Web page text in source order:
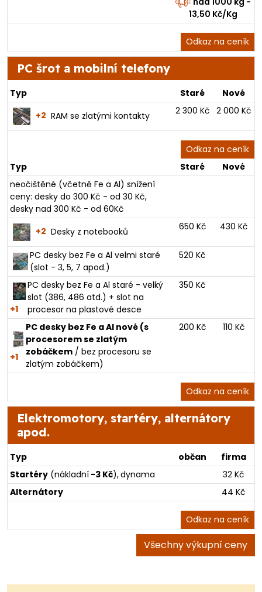
13,50 Kč/Kg
Odkaz na ceník
PC šrot a mobilní telefony
Typ Staré
Nové
+2 RAM se zlatými kontakty 2 300 Kč 2 000 Kč
Odkaz na ceník
Typ
Staré
Nové
neočištěné (včetně Fe a Al) snížení
ceny: desky do 300 Kč - od 30 Kč,
desky nad 300 Kč - od 60Kč
+2 Desky z notebooků 650 Kč 430 Kč
PC desky bez Fe a Al velmi staré
(slot - 3, 5, 7 apod.)
520 Kč
+1
PC desky bez Fe a Al staré - velký
slot (386, 486 atd.) + slot na
procesor na plastové desce
350 Kč
+1
PC desky bez Fe a Al nové (s
procesorem se zlatým
zobáčkem / bez procesoru se
zlatým zobáčkem)
200 Kč 110 Kč
Odkaz na ceník
Elektromotory, startéry, alternátory
apod.
Typ občan
firma
Startéry (nákladní -3 Kč),dynama
32 Kč
Alternátory
44 Kč
Odkaz na ceník
Všechny výkupní ceny